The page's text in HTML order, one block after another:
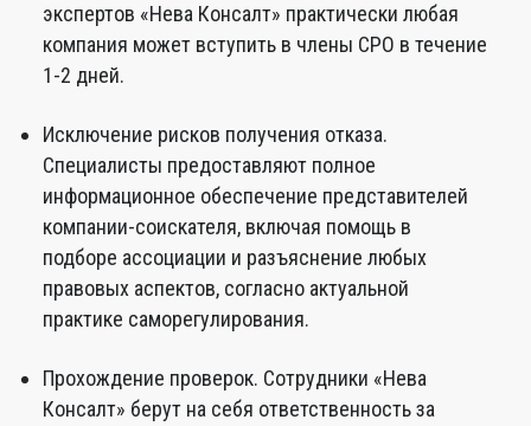
экспертов «Нева Консалт» практически любая
компания может вступить в члены СРО в течение
1-2 дней.
Исключение рисков получения отказа.
Специалисты предоставляют полное
информационное обеспечение представителей
компании-соискателя, включая помощь в
подборе ассоциации и разъяснение любых
правовых аспектов, согласно актуальной
практике саморегулирования.
Прохождение проверок. Сотрудники «Нева
Консалт» берут на себя ответственность за